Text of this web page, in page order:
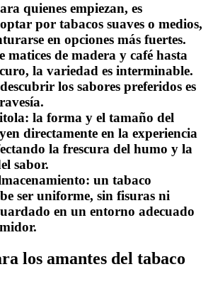
quienes empiezan, es
por tabacos suaves o medios,
en opciones más fuertes.
matices de madera y café hasta
la variedad es interminable.
los sabores preferidos es
la forma y el tamaño del
directamente en la experiencia
la frescura del humo y la
sabor.
un tabaco
ser uniforme, sin fisuras ni
en un entorno adecuado
los amantes del tabaco